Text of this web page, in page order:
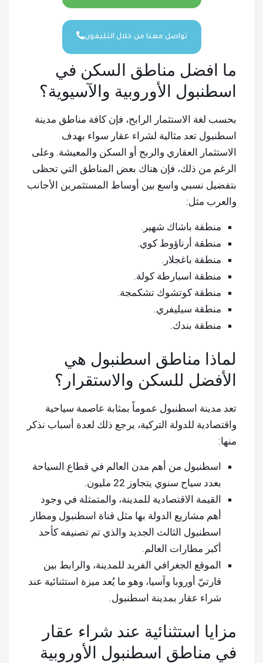
تواصل معنا من خلال التليفون
ما افضل مناطق السكن في
اسطنبول الأوروبية والآسيوية؟
بحسب لغة الاستثمار الرابح، فإن كافة مناطق مدينة
اسطنبول تعد مثالية لشراء عقار سواء بهدف
الاستثمار العقاري والربح أو السكن والمعيشة. وعلى
الرغم من ذلك، فإن هناك بعض المناطق التي تحظى
بتفضيل نسبي واسع بين أوساط المستثمرين الأجانب
والعرب مثل:
منطقة باشاك شهير.
منطقة أرناؤوط كوي.
منطقة باغجلار.
منطقة اسبارطة كولة.
منطقة كوتشوك تشكمجة.
منطقة سيليفري.
منطقة بندك.
لماذا مناطق اسطنبول هي
الأفضل للسكن والاستقرار؟
تعد مدينة اسطنبول عموماً بمثابة عاصمة سياحية
واقتصادية للدولة التركية، يرجع ذلك لعدة أسباب نذكر
منها:
اسطنبول من أهم مدن العالم في قطاع السياحة
بعدد سياح سنوي يتجاوز 22 مليون.
القيمة الاقتصادية للمدينة، والمتمثلة في وجود
أهم مشاريع الدولة بها مثل قناة اسطنبول ومطار
اسطنبول الثالث الجديد والذي تم تصنيفه كأحد
أكبر مطارات العالم.
الموقع الجغرافي الفريد للمدينة، والرابط بين
قارتيّ أوروبا وآسيا، وهو ما يُعد ميزة استثنائية عند
شراء عقار بمدينة اسطنبول.
مزايا استثنائية عند شراء عقار
في مناطق اسطنبول الأوروبية